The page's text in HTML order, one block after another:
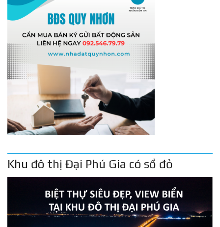
Khu đô thị Đại Phú Gia có sổ đỏ